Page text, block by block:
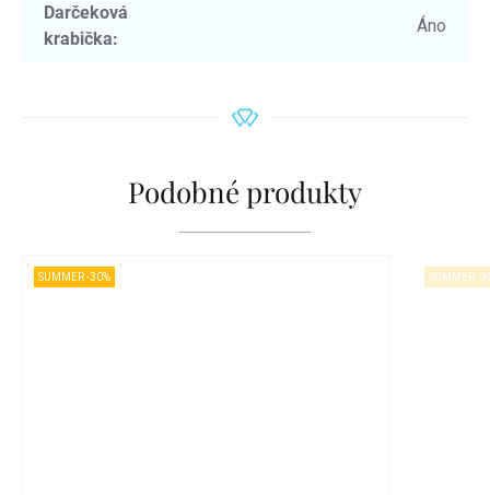
Darčeková
krabička:
Áno
Podobné produkty
SUMMER -30% SUMMER -